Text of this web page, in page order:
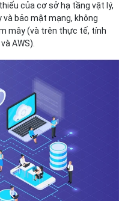
của cơ sở hạ tầng vật lý,
bảo mật mạng, không
mây (và trên thực tế, tính
AWS).